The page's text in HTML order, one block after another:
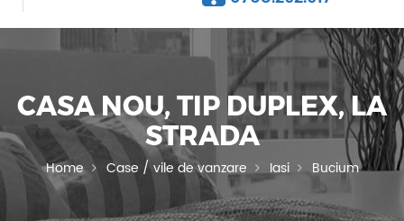
CASA NOU, TIP DUPLEX, LA
STRADA
Home Case / vile de vanzare Iasi Bucium